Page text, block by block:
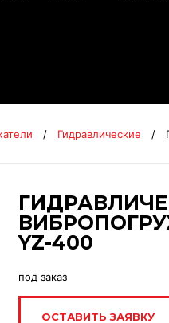
/ Гидравлические /
YZ-400
под заказ
ОСТАВИТЬ ЗАЯВКУ